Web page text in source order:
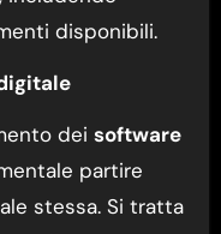
disponibili.
dei software
partire
stessa. Si tratta